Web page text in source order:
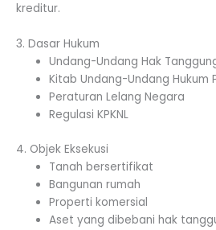
kreditur.
3. Dasar Hukum
Undang-Undang Hak
Kitab Undang-Undang Hukum
Peraturan Lelang Negara
Regulasi KPKNL
4. Objek Eksekusi
Tanah bersertifikat
Bangunan rumah
Properti komersial
Aset yang dibebani hak